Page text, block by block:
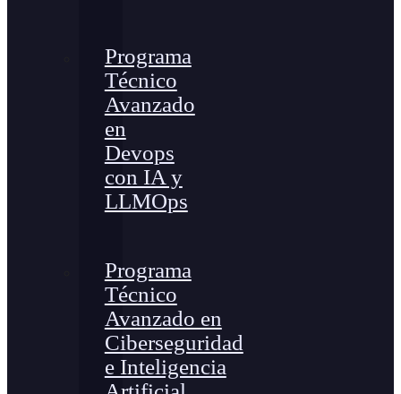
Programa
Técnico
Avanzado
en
Devops
con IA y
LLMOps
Programa
Técnico
Avanzado en
Ciberseguridad
e Inteligencia